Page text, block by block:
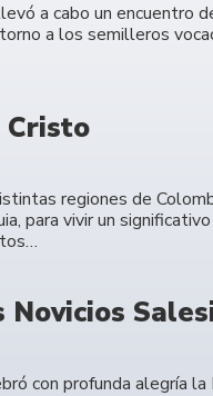
a cabo un encuentro
a los semilleros
Cristo
regiones de
para vivir un
con profunda alegría